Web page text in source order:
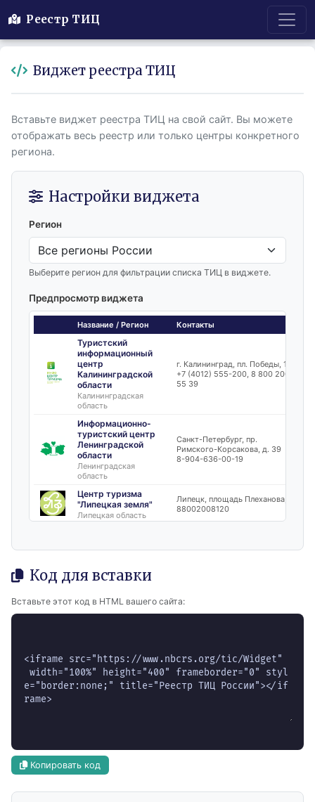
Реестр ТИЦ
Виджет реестра ТИЦ
Вставьте виджет реестра ТИЦ на свой сайт. Вы можете
отображать весь реестр или только центры конкретного
региона.
Настройки виджета
Регион
Выберите регион для фильтрации списка ТИЦ в виджете.
Предпросмотр виджета
Код для вставки
Вставьте этот код в HTML вашего сайта:
Копировать код